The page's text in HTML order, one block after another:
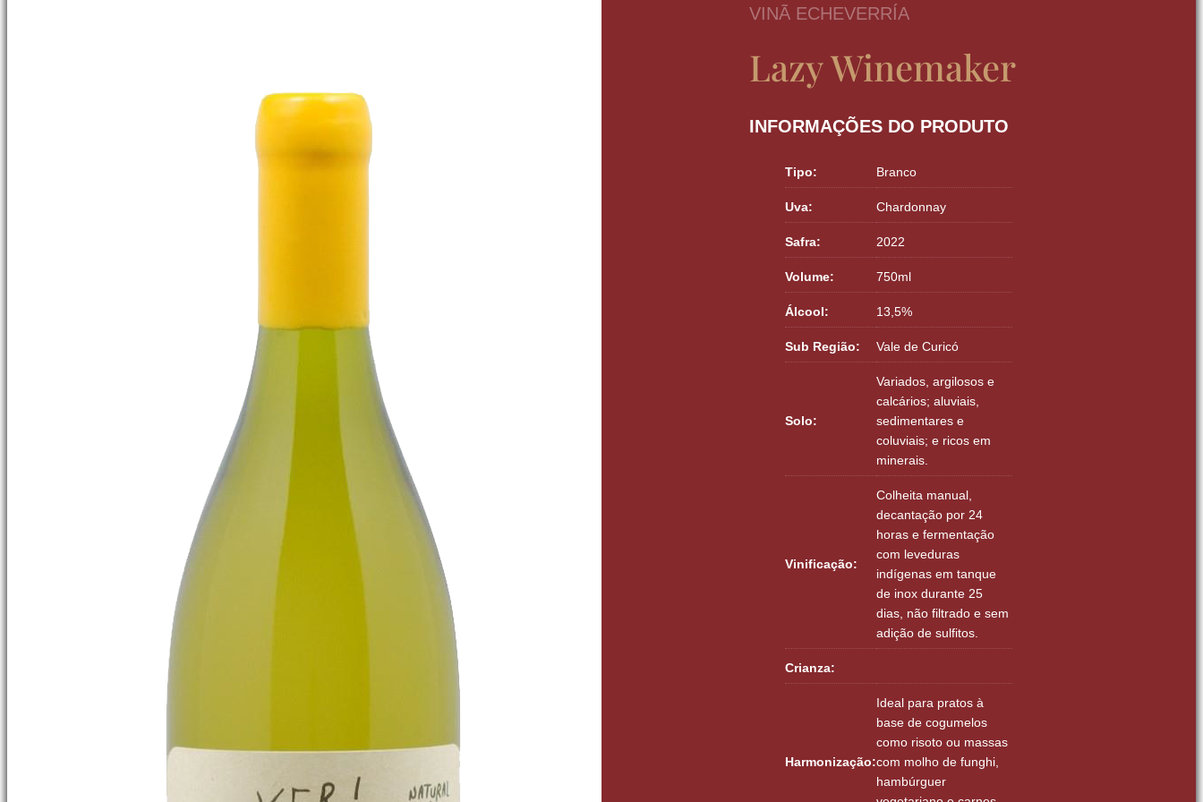
VINÃ ECHEVERRÍA
Lazy Winemaker
INFORMAÇÕES DO PRODUTO
Tipo: Branco
Uva: Chardonnay
Safra: 2022
Volume: 750ml
Álcool: 13,5%
Sub Região: Vale de Curicó
Solo:
Variados, argilosos e
calcários; aluviais,
sedimentares e
coluviais; e ricos em
minerais.
Vinificação:
Colheita manual,
decantação por 24
horas e fermentação
com leveduras
indígenas em tanque
de inox durante 25
dias, não filtrado e sem
adição de sulfitos.
Crianza:
Harmonização:
Ideal para pratos à
base de cogumelos
como risoto ou massas
com molho de funghi,
hambúrguer